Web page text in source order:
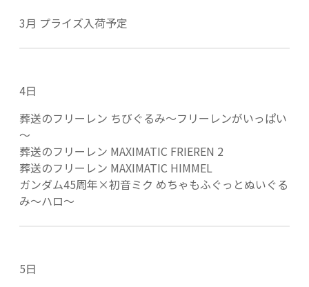
3月 プライズ入荷予定
4日
葬送のフリーレン ちびぐるみ～フリーレンがいっぱい
～
葬送のフリーレン MAXIMATIC FRIEREN 2
葬送のフリーレン MAXIMATIC HIMMEL
ガンダム45周年×初音ミク めちゃもふぐっとぬいぐる
み～ハロ～
5日